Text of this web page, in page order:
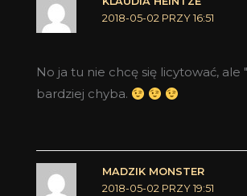
2018-05-02 PRZY 16:51
No ja tu nie chcę się licytować, ale
bardziej chyba.
MADZIK MONSTER
2018-05-02 PRZY 19:51